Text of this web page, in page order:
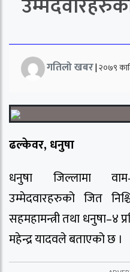
गतिलो खबर|२०७९
ढल्केवर, धनुषा
धनुषा जिल्लामा
उम्मेदवारहरुको जित
सहमहामन्त्री तथा धनुषा–४
महेन्द्र यादवले बताएको छ ।